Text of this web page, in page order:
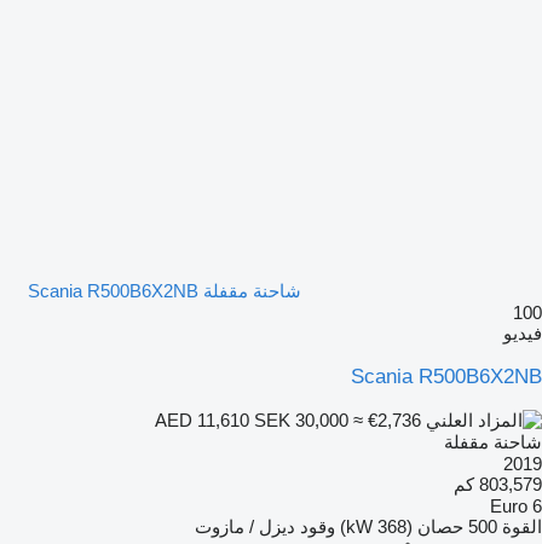
شاحنة مقفلة Scania R500B6X2NB
100
فيديو
Scania R500B6X2NB
SEK 30,000 ≈ €2,736
شاحنة مقفلة
2019
803,579 كم
Euro 6
القوة 500 حصان (368 kW) وقود ديزل / مازوت